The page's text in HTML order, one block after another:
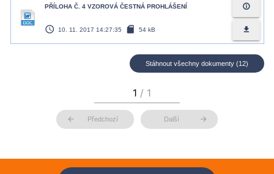
PŘÍLOHA Č. 4 VZOROVÁ ČESTNÁ PROHLÁŠENÍ
access_time 10. 11. 2017 14:27:35 sd_card 54 kB
info_outline
file_download
Stáhnout všechny dokumenty (12)
arrow_back Předchozí Další arrow_forward